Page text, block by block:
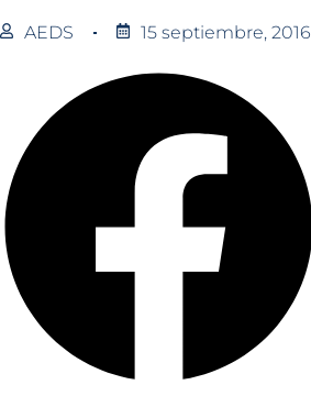
AEDS 15 septiembre, 2016